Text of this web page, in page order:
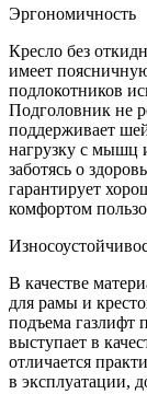
Эргономичность
Кресло без
имеет
подлокотников
Подголовник не
поддерживает
нагрузку с мышц
заботясь о
гарантирует
комфортом
В качестве
для рамы и
подъема газлифт
выступает в
отличается
в эксплуатации,